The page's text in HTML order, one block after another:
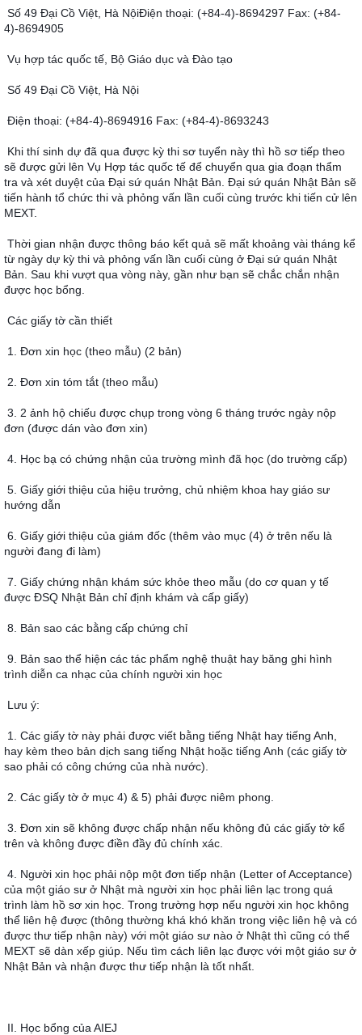
Số 49 Ðại Cồ Việt, Hà NộiÐiện thoại: (+84-4)-8694297 Fax: (+84-
4)-8694905
Vụ hợp tác quốc tế, Bộ Giáo dục và Ðào tạo
Số 49 Ðại Cồ Việt, Hà Nội
Ðiện thoại: (+84-4)-8694916 Fax: (+84-4)-8693243
Khi thí sinh dự đã qua được kỳ thi sơ tuyển này thì hồ sơ tiếp theo
sẽ được gửi lên Vụ Hợp tác quốc tế để chuyển qua gia đoạn thẩm
tra và xét duyệt của Ðại sứ quán Nhật Bản. Đại sứ quán Nhật Bản sẽ
tiến hành tổ chức thi và phỏng vấn lần cuối cùng trước khi tiến cử lên
MEXT.
Thời gian nhận được thông báo kết quả sẽ mất khoảng vài tháng kể
từ ngày dự kỳ thi và phỏng vấn lần cuối cùng ở Ðại sứ quán Nhật
Bản. Sau khi vượt qua vòng này, gần như bạn sẽ chắc chắn nhận
được học bổng.
Các giấy tờ cần thiết
1. Ðơn xin học (theo mẫu) (2 bản)
2. Ðơn xin tóm tắt (theo mẫu)
3. 2 ảnh hộ chiếu được chụp trong vòng 6 tháng trước ngày nộp
đơn (được dán vào đơn xin)
4. Học bạ có chứng nhận của trường mình đã học (do trường cấp)
5. Giấy giới thiệu của hiệu trưởng, chủ nhiệm khoa hay giáo sư
hướng dẫn
6. Giấy giới thiệu của giám đốc (thêm vào mục (4) ở trên nếu là
người đang đi làm)
7. Giấy chứng nhận khám sức khỏe theo mẫu (do cơ quan y tế
được ÐSQ Nhật Bản chỉ định khám và cấp giấy)
8. Bản sao các bằng cấp chứng chỉ
9. Bản sao thể hiện các tác phẩm nghệ thuật hay băng ghi hình
trình diễn ca nhạc của chính người xin học
Lưu ý:
1. Các giấy tờ này phải được viết bằng tiếng Nhật hay tiếng Anh,
hay kèm theo bản dịch sang tiếng Nhật hoặc tiếng Anh (các giấy tờ
sao phải có công chứng của nhà nước).
2. Các giấy tờ ở mục 4) & 5) phải được niêm phong.
3. Ðơn xin sẽ không được chấp nhận nếu không đủ các giấy tờ kể
trên và không được điền đầy đủ chính xác.
4. Người xin học phải nộp một đơn tiếp nhận (Letter of Acceptance)
của một giáo sư ở Nhật mà người xin học phải liên lạc trong quá
trình làm hồ sơ xin học. Trong trường hợp nếu người xin học không
thể liên hệ được (thông thường khá khó khăn trong việc liên hệ và có
được thư tiếp nhận này) với một giáo sư nào ở Nhật thì cũng có thể
MEXT sẽ dàn xếp giúp. Nếu tìm cách liên lạc được với một giáo sư ở
Nhật Bản và nhận được thư tiếp nhận là tốt nhất.
II. Học bổng của AIEJ